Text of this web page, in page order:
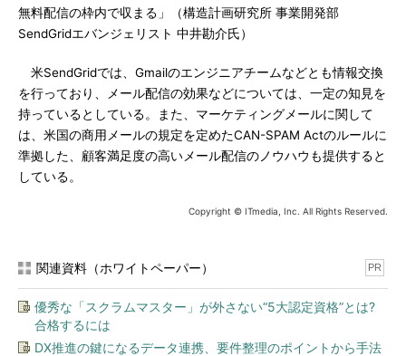
無料配信の枠内で収まる」（構造計画研究所 事業開発部
SendGridエバンジェリスト 中井勘介氏）
米SendGridでは、Gmailのエンジニアチームなどとも情報交換
を行っており、メール配信の効果などについては、一定の知見を
持っているとしている。また、マーケティングメールに関して
は、米国の商用メールの規定を定めたCAN-SPAM Actのルールに
準拠した、顧客満足度の高いメール配信のノウハウも提供すると
している。
Copyright © ITmedia, Inc. All Rights Reserved.
関連資料（ホワイトペーパー） PR
優秀な「スクラムマスター」が外さない“5大認定資格”とは?
合格するには
DX推進の鍵になるデータ連携、要件整理のポイントから手法